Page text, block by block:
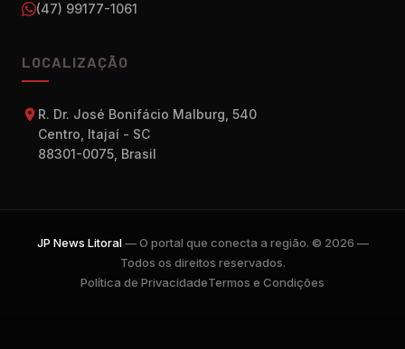
(47) 99177-1061
LOCALIZAÇÃO
R. Dr. José Bonifácio Malburg, 540
Centro, Itajaí - SC
88301-0075, Brasil
JP News Litoral— O portal que conecta a região. © 2026 —
Todos os direitos reservados.
Política de PrivacidadeTermos e Condições